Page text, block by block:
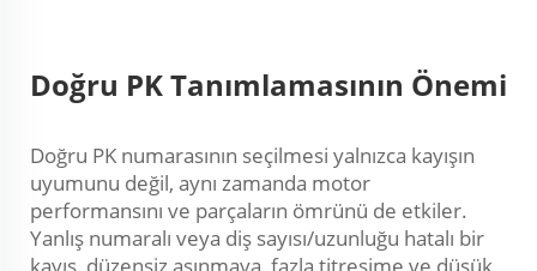
Doğru PK Tanımlamasının Önemi
Doğru PK numarasının seçilmesi yalnızca kayışın
uyumunu değil, aynı zamanda motor
performansını ve parçaların ömrünü de etkiler.
Yanlış numaralı veya diş sayısı/uzunluğu hatalı bir